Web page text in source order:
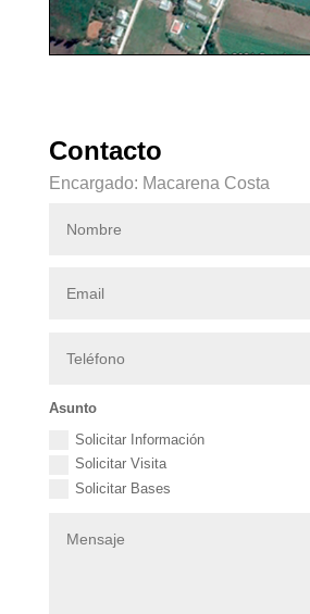
Contacto
Encargado: Macarena Costa
Asunto
Solicitar Información
Solicitar Visita
Solicitar Bases